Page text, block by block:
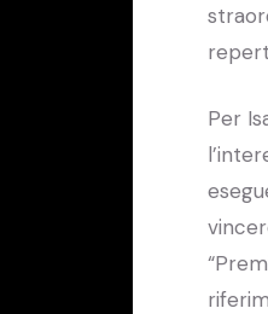
Per